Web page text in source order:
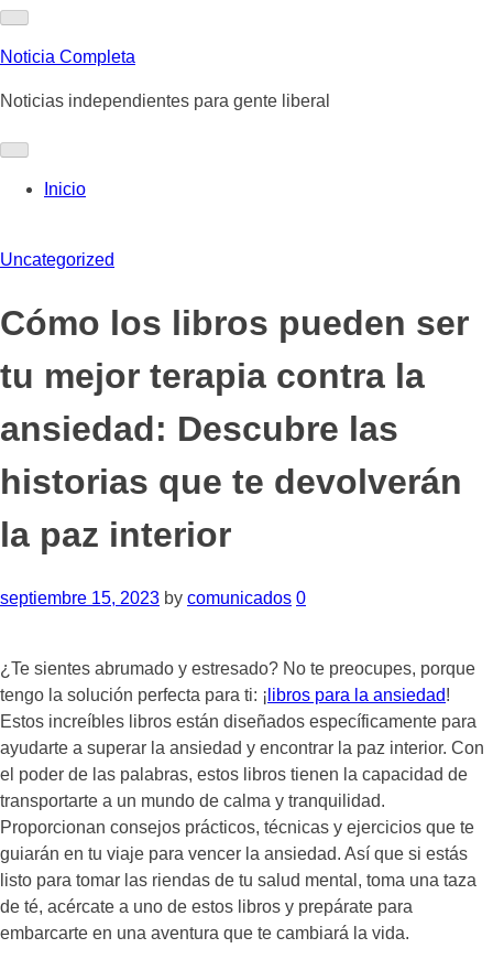
Skip
content
Noticia Completa
Noticias independientes para gente liberal
Inicio
Uncategorized
Cómo los libros pueden ser
tu mejor terapia contra la
ansiedad: Descubre las
historias que te devolverán
la paz interior
septiembre 15, 2023 by comunicados 0
¿Te sientes abrumado y estresado? No te preocupes, porque
tengo la solución perfecta para ti: ¡ libros para la ansiedad!
Estos increíbles libros están diseñados específicamente para
ayudarte a superar la ansiedad y encontrar la paz interior. Con
el poder de las palabras, estos libros tienen la capacidad de
transportarte a un mundo de calma y tranquilidad.
Proporcionan consejos prácticos, técnicas y ejercicios que te
guiarán en tu viaje para vencer la ansiedad. Así que si estás
listo para tomar las riendas de tu salud mental, toma una taza
de té, acércate a uno de estos libros y prepárate para
embarcarte en una aventura que te cambiará la vida.